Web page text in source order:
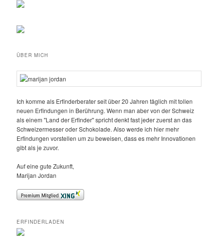
ÜBER MICH
Ich komme als Erfinderberater seit über 20 Jahren täglich mit tollen
neuen Erfindungen in Berührung. Wenn man aber von der Schweiz
als einem "Land der Erfinder" spricht denkt fast jeder zuerst an das
Schweizermesser oder Schokolade. Also werde ich hier mehr
Erfindungen vorstellen um zu beweisen, dass es mehr Innovationen
gibt als je zuvor.
Auf eine gute Zukunft,
Marijan Jordan
ERFINDERLADEN